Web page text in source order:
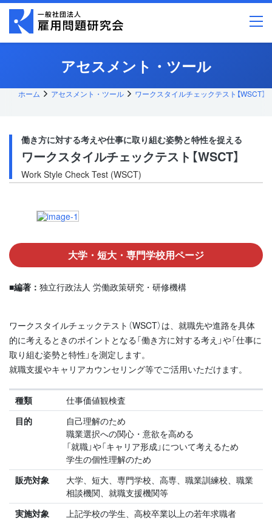
メ
ン
アセスメント・ツール
ホーム アセスメント・ツール ワークスタイルチェックテスト【WSCT】
働き方に対する考えや仕事に取り組む姿勢と特性を捉える
ワークスタイルチェックテスト【WSCT】
Work Style Check Test (WSCT)
大学・短大・専門学校用ページ
■編著： 独立行政法人 労働政策研究・研修機構
ワークスタイルチェックテスト（WSCT）は、就職先や進路を具体
的に考えるときのポイントとなる「働き方に対する考え」や「仕事に
取り組む姿勢と特性」を測定します。
就職支援やキャリアカウンセリング等でご活用いただけます。
種類
仕事価値観検査
目的
自己理解のため
職業選択への関心・意欲を高める
「就職」や「キャリア形成」について考えるため
学生の個性理解のため
販売対象
大学、短大、専門学校、高専、職業訓練校、職業
相談機関、就職支援機関等
実施対象
上記学校の学生、高校卒業以上の若年求職者